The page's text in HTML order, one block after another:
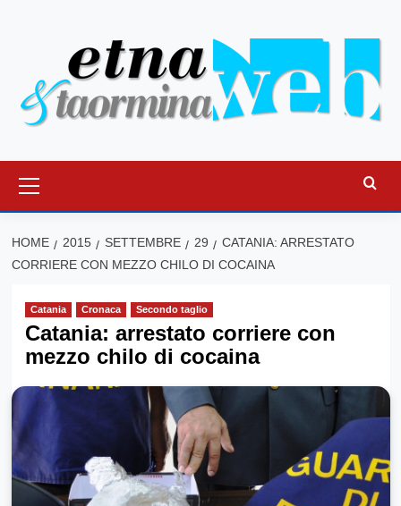
principale
HOME 2015 SETTEMBRE 29
CATANIA: ARRESTATO
CORRIERE CON MEZZO CHILO DI COCAINA
Catania Cronaca Secondo taglio
Catania: arrestato corriere con
mezzo chilo di cocaina